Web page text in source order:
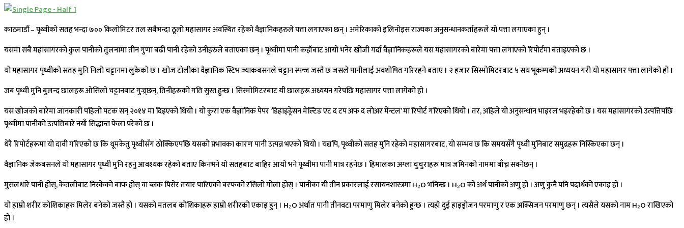
काठमाडौं – पृथ्वीको सतह भन्दा ७०० किलोमिटर तल सबैभन्दा ठूलो महासागर अवस्थित रहेको वैज्ञानिकहरुले पत्ता लगाएका छन् । अमेरिकाको इलिनोइस राज्यका अनुसन्धानकर्ताहरूले यो पत्ता लगाएका हुन् ।
यसमा सबै महासागरको कुल पानीको तुलनामा तीन गुणा बढी पानी रहेको उनीहरुले बताएका छन् । पृथ्वीमा पानी कहाँबाट आयो भनेर खोजी गर्दा वैज्ञानिकहरूले यस महासागरको बारेमा पत्ता लगाएको रिपोर्टमा बताइएको छ ।
यो महासागर पृथ्वीको सतह मुनि निलो चट्टानमा लुकेको छ । खोज टोलीका वैज्ञानिक स्टिभ ज्याकबसनले चट्टान स्पन्ज जस्तै छ जसले पानीलाई अवशोषित गरिरहने बताए । २ हजार सिस्मोमिटरबाट ५ सय भूकम्पको अध्ययन गरी यो महासागर पत्ता लागेको हो ।
जब पृथ्वी मुनि बुलन्द छालहरू ओसिलो चट्टानबाट गुज्र्छन्, तिनीहरूको गति सुस्त हुन्छ । सिस्मोमिटरबाट यी छालहरू अध्ययन गरेपछि महासागर पत्ता लागेको हो ।
यस खोजको बारेमा जानकारी पहिलो पटक सन् २०१४ मा दिइएको थियो । यो कुरा एक वैज्ञानिक पेपर ‘डिहाइड्रेसन मेल्टिङ एट द टप अफ द लोअर मेन्टल’ मा रिपोर्ट गरिएको थियो । तर, अहिले यो अनुसन्धान भाइरल भइरहेको छ । यस महासागरको उत्पत्तिपछि
पृथ्वीमा पानीको उत्पत्तिबारे नयाँ सिद्धान्त फेला परेको छ ।
धेरै रिपोर्टहरूमा यो दावी गरिएको छ कि धूमकेतु पृथ्वीसँग ठोक्किएपछि यसको प्रभावका कारण पानी उत्पन्न भएको थियो । यद्यपि, पृथ्वीको सतह मुनि रहेको महासागरबाट, यो सम्भव छ कि समयसँगै पृथ्वी मुनिबाट समुद्रहरू निस्किएका छन् ।
वैज्ञानिक जेकबसनले यो महासागर पृथ्वी मुनि रहनु आवश्यक रहेको बताए किनभने यो सतहबाट बाहिर आयो भने पृथ्वीमा पानी मात्र रहनेछ । हिमालका अग्ला चुचुराहरू मात्र जमिनको नाममा बाँच्न सक्नेछन् ।
मुसलधारे पानी होस्, केतलीबाट निस्केको बाफ होस् वा ब्लक पिसेर तयार पारिएको बरफको रसिलो गोला होस् । पानीका यी तीन प्रकारलाई रसायनशास्त्रमा H₂O भनिन्छ । H₂O को अर्थ पानीको अणु हो । अणु कुनै पनि पदार्थको एकाइ हो ।
यो हाम्रो शरीर कोशिकाहरु मिलेर बनेको जस्तै हो । यसको मतलब कोशिकाहरू हाम्रो शरीरको एकाइ हुन् । H₂O अर्थात पानी तीनवटा परमाणु मिलेर बनेको हुन्छ । त्यहाँ दुई हाइड्रोजन परमाणु र एक अक्सिजन परमाणु छन् । त्यसैले यसको नाम H₂O राखिएको
हो ।